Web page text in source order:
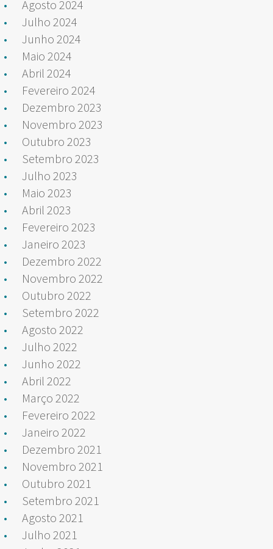
Agosto 2024
Julho 2024
Junho 2024
Maio 2024
Abril 2024
Fevereiro 2024
Dezembro 2023
Novembro 2023
Outubro 2023
Setembro 2023
Julho 2023
Maio 2023
Abril 2023
Fevereiro 2023
Janeiro 2023
Dezembro 2022
Novembro 2022
Outubro 2022
Setembro 2022
Agosto 2022
Julho 2022
Junho 2022
Abril 2022
Março 2022
Fevereiro 2022
Janeiro 2022
Dezembro 2021
Novembro 2021
Outubro 2021
Setembro 2021
Agosto 2021
Julho 2021